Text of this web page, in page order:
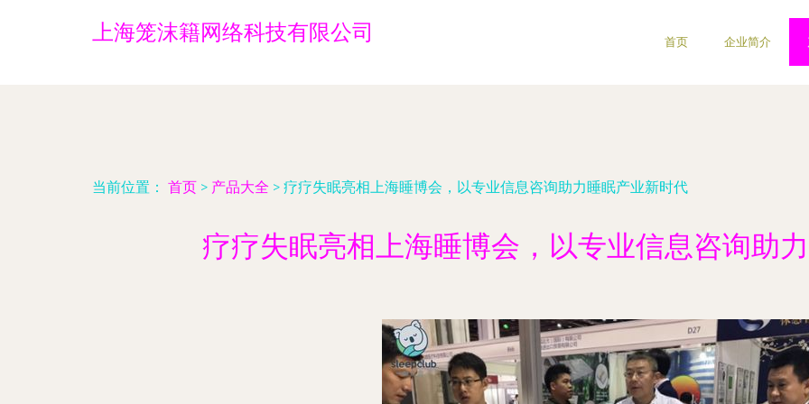
上海笼沫籍网络科技有限公司 首页 企业简介
当前位置： 首页 > 产品大全 > 疗疗失眠亮相上海睡博会，以专业信息咨询助力睡眠产业新时代
疗疗失眠亮相上海睡博会，以专业信息咨询助